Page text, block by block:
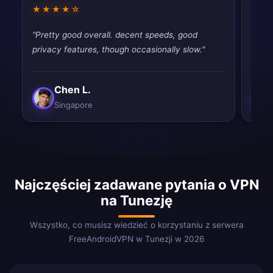
★★★★☆
"Pretty good overall. decent speeds, good
privacy features, though occasionally slow."
Chen L.
Singapore
Najczęściej zadawane pytania o VPN
na Tunezję
Wszystko, co musisz wiedzieć o korzystaniu z serwera
FreeAndroidVPN w Tunezji w 2026